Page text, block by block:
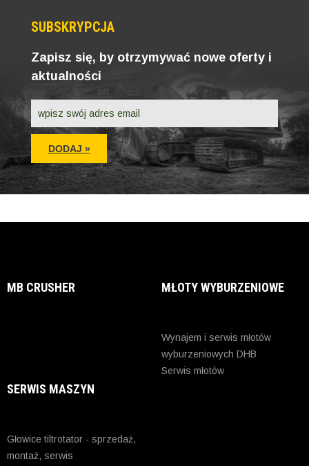
SUBSKRYPCJA
Zapisz się, by otrzymywać nowe oferty i
aktualności
MB CRUSHER MŁOTY WYBURZENIOWE
Wynajem i serwis młotów
wyburzeniowych DHB
Serwis młotów
SERWIS MASZYN
Głowice tiltrotator - sprzedaż,
montaż, serwis